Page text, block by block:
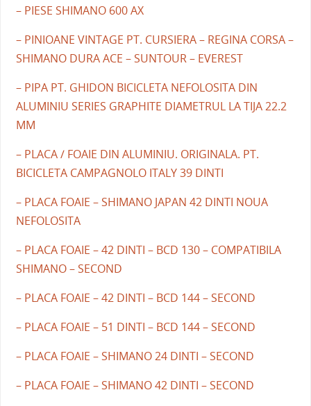
– PIESE SHIMANO 600 AX
– PINIOANE VINTAGE PT. CURSIERA – REGINA CORSA –
SHIMANO DURA ACE – SUNTOUR – EVEREST
– PIPA PT. GHIDON BICICLETA NEFOLOSITA DIN
ALUMINIU SERIES GRAPHITE DIAMETRUL LA TIJA 22.2
MM
– PLACA / FOAIE DIN ALUMINIU. ORIGINALA. PT.
BICICLETA CAMPAGNOLO ITALY 39 DINTI
– PLACA FOAIE – SHIMANO JAPAN 42 DINTI NOUA
NEFOLOSITA
– PLACA FOAIE – 42 DINTI – BCD 130 – COMPATIBILA
SHIMANO – SECOND
– PLACA FOAIE – 42 DINTI – BCD 144 – SECOND
– PLACA FOAIE – 51 DINTI – BCD 144 – SECOND
– PLACA FOAIE – SHIMANO 24 DINTI – SECOND
– PLACA FOAIE – SHIMANO 42 DINTI – SECOND